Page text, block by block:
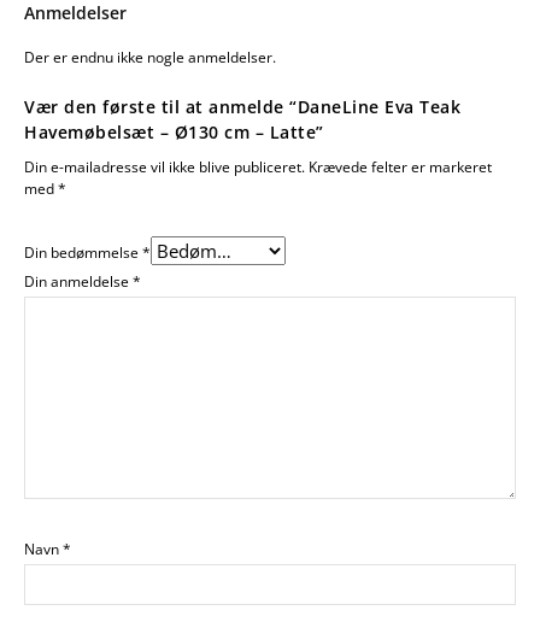
Anmeldelser
Der er endnu ikke nogle anmeldelser.
Vær den første til at anmelde “DaneLine Eva Teak
Havemøbelsæt – Ø130 cm – Latte”
Din e-mailadresse vil ikke blive publiceret. Krævede felter er markeret
med*
Din bedømmelse*
Din anmeldelse*
Navn*